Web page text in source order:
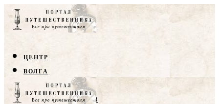
ЦЕНТР
ВОЛГА
КРЫМ
СЕВЕРНЫЙ КАВКАЗ